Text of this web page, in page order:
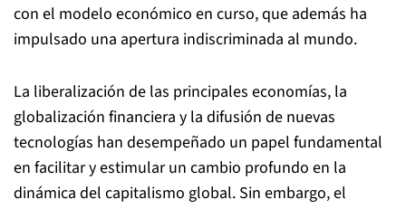
con el modelo económico en curso, que además ha
impulsado una apertura indiscriminada al mundo.
La liberalización de las principales economías, la
globalización financiera y la difusión de nuevas
tecnologías han desempeñado un papel fundamental
en facilitar y estimular un cambio profundo en la
dinámica del capitalismo global. Sin embargo, el